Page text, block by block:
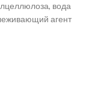
вода
агент